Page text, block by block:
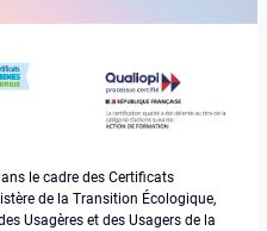
le cadre des Certificats
de la Transition Écologique,
Usagères et des Usagers de la